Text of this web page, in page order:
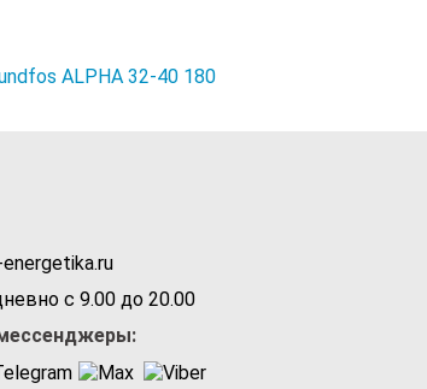
ALPHA 32-40 180
с 9.00 до 20.00